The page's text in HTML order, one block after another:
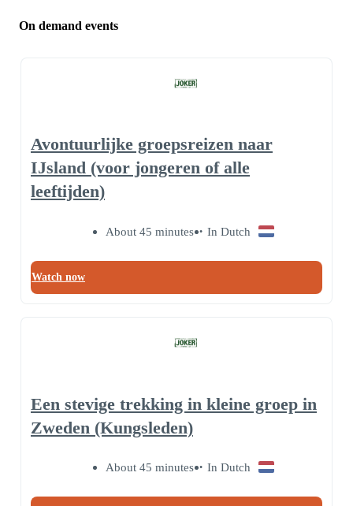
On demand events
Avontuurlijke groepsreizen naar
IJsland (voor jongeren of alle
leeftijden)
About 45 minutes In Dutch
Watch now
Een stevige trekking in kleine groep in
Zweden (Kungsleden)
About 45 minutes In Dutch